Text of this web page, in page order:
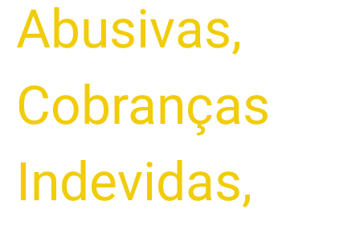
Abusivas,
Cobranças
Indevidas,